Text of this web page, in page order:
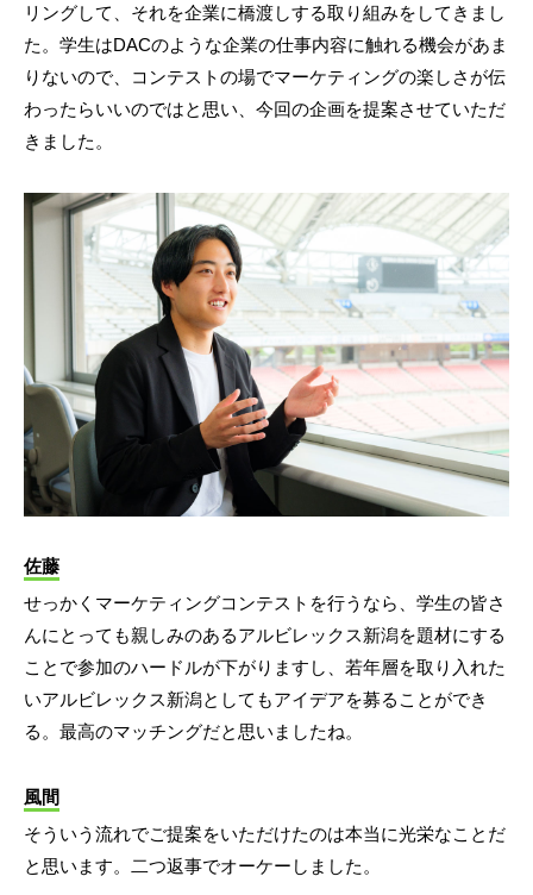
リングして、それを企業に橋渡しする取り組みをしてきまし
た。学生はDACのような企業の仕事内容に触れる機会があま
りないので、コンテストの場でマーケティングの楽しさが伝
わったらいいのではと思い、今回の企画を提案させていただ
きました。
佐藤
せっかくマーケティングコンテストを行うなら、学生の皆さ
んにとっても親しみのあるアルビレックス新潟を題材にする
ことで参加のハードルが下がりますし、若年層を取り入れた
いアルビレックス新潟としてもアイデアを募ることができ
る。最高のマッチングだと思いましたね。
風間
そういう流れでご提案をいただけたのは本当に光栄なことだ
と思います。二つ返事でオーケーしました。